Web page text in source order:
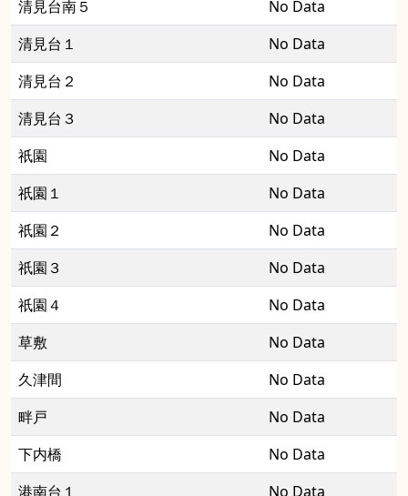
清見台南５
No Data
清見台１
No Data
清見台２
No Data
清見台３
No Data
祇園
No Data
祇園１
No Data
祇園２
No Data
祇園３
No Data
祇園４
No Data
草敷
No Data
久津間
No Data
畔戸
No Data
下内橋
No Data
港南台１
No Data